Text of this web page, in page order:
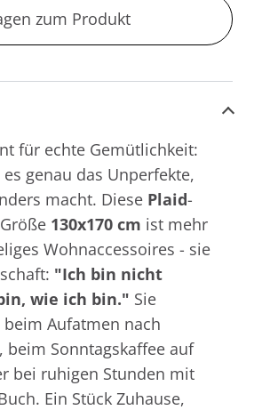
zum Produkt
für echte Gemütlichkeit:
genau das Unperfekte,
macht. Diese Plaid-
130x170 cm ist mehr
Wohnaccessoires - sie
"Ich bin nicht
wie ich bin." Sie
Aufatmen nach
beim Sonntagskaffee auf
bei ruhigen Stunden mit
Ein Stück Zuhause,